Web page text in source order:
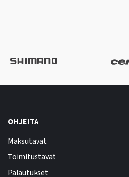
OHJEITA
Maksutavat
Toimitustavat
Palautukset